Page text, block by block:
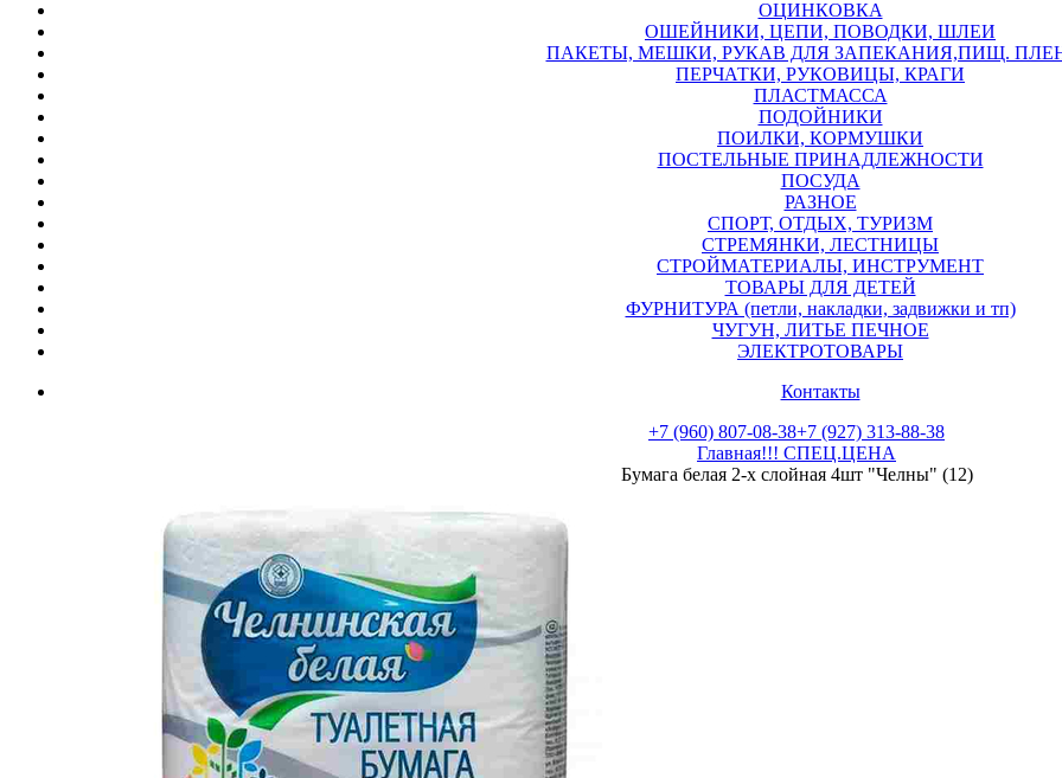
ОЦИНКОВКА
ОШЕЙНИКИ, ЦЕПИ, ПОВОДКИ, ШЛЕИ
ПАКЕТЫ, МЕШКИ, РУКАВ ДЛЯ ЗАПЕКАНИЯ,ПИЩ.
ПЕРЧАТКИ, РУКОВИЦЫ, КРАГИ
ПЛАСТМАССА
ПОДОЙНИКИ
ПОИЛКИ, КОРМУШКИ
ПОСТЕЛЬНЫЕ ПРИНАДЛЕЖНОСТИ
ПОСУДА
РАЗНОЕ
СПОРТ, ОТДЫХ, ТУРИЗМ
СТРЕМЯНКИ, ЛЕСТНИЦЫ
СТРОЙМАТЕРИАЛЫ, ИНСТРУМЕНТ
ТОВАРЫ ДЛЯ ДЕТЕЙ
ФУРНИТУРА (петли, накладки, задвижки и тп)
ЧУГУН, ЛИТЬЕ ПЕЧНОЕ
ЭЛЕКТРОТОВАРЫ
Контакты
+7 (960) 807-08-38+7 (927) 313-88-38
Главная!!! СПЕЦ.ЦЕНА
Бумага белая 2-х слойная 4шт "Челны" (12)